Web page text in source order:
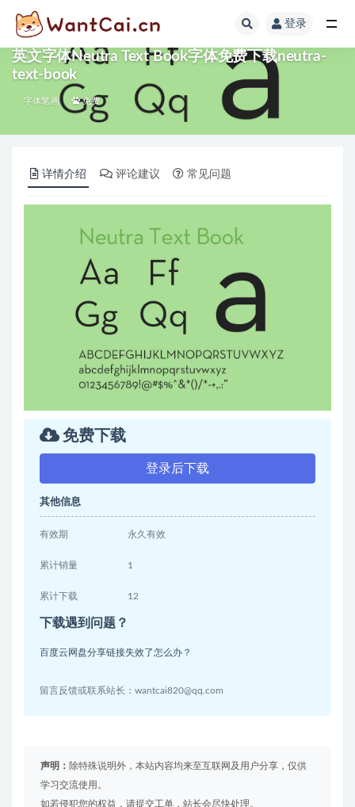
登录
英文字体Neutra Text Book字体免费下载neutra-
text-book
字体笔画 免费
详情介绍 评论建议 常见问题
免费下载
登录后下载
其他信息
有效期 永久有效
累计销量 1
累计下载 12
下载遇到问题？
百度云网盘分享链接失效了怎么办？
留言反馈或联系站长：wantcai820@qq.com
声明： 除特殊说明外，本站内容均来至互联网及用户分享，仅供
学习交流使用。
如若侵犯您的权益，请提交工单，站长会尽快处理。